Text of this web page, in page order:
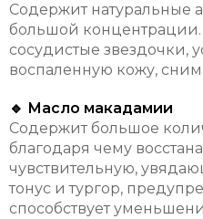
Содержит натуральные
большой концентрации.
сосудистые звездочки,
воспаленную кожу,
🔹 Масло макадамии
Содержит большое
благодаря чему
чувствительную,
тонус и тургор,
способствует